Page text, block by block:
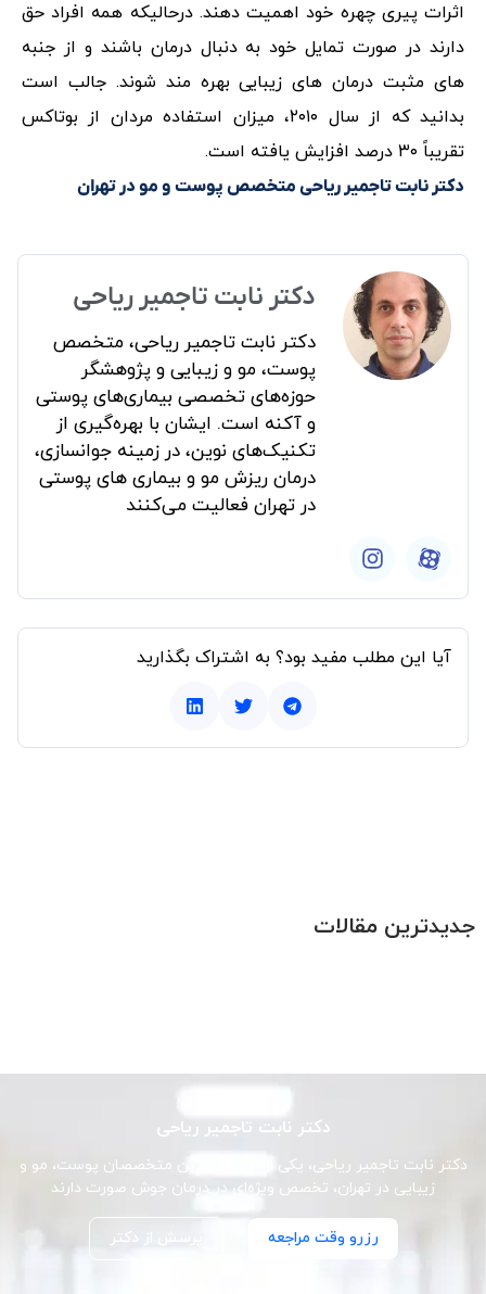
اثرات پیری چهره خود اهمیت دهند. درحالیکه همه افراد حق
دارند در صورت تمایل خود به دنبال درمان باشند و از جنبه
های مثبت درمان های زیبایی بهره مند شوند. جالب است
بدانید که از سال ۲۰۱۰، میزان استفاده مردان از بوتاکس
تقریباً ۳۰ درصد افزایش یافته است.
دکتر نابت تاجمیر ریاحی متخصص پوست و مو در تهران
دکتر نابت تاجمیر ریاحی
دکتر نابت تاجمیر ریاحی، متخصص
پوست، مو و زیبایی و پژوهشگر
حوزه‌های تخصصی بیماری‌های پوستی
و آکنه است. ایشان با بهره‌گیری از
تکنیک‌های نوین، در زمینه جوانسازی،
درمان ریزش مو و بیماری های پوستی
در تهران فعالیت می‌کنند
آیا این مطلب مفید بود؟ به اشتراک بگذارید
جدیدترین مقالات
دکتر نابت تاجمیر ریاحی
دکتر نابت تاجمیر ریاحی، یکی از برجسته‌ترین متخصصان پوست، مو و
زیبایی در تهران، تخصص ویژه‌ای در درمان جوش صورت دارند
رزرو وقت مراجعه پرسش از دکتر